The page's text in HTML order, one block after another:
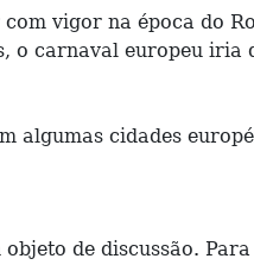
vigor na época do
carnaval europeu iria
algumas cidades
de discussão.